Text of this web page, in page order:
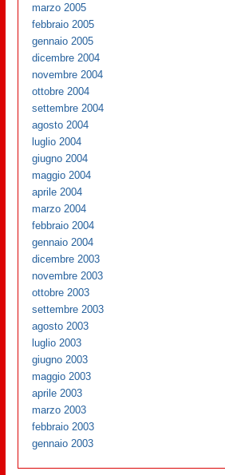
marzo 2005
febbraio 2005
gennaio 2005
dicembre 2004
novembre 2004
ottobre 2004
settembre 2004
agosto 2004
luglio 2004
giugno 2004
maggio 2004
aprile 2004
marzo 2004
febbraio 2004
gennaio 2004
dicembre 2003
novembre 2003
ottobre 2003
settembre 2003
agosto 2003
luglio 2003
giugno 2003
maggio 2003
aprile 2003
marzo 2003
febbraio 2003
gennaio 2003